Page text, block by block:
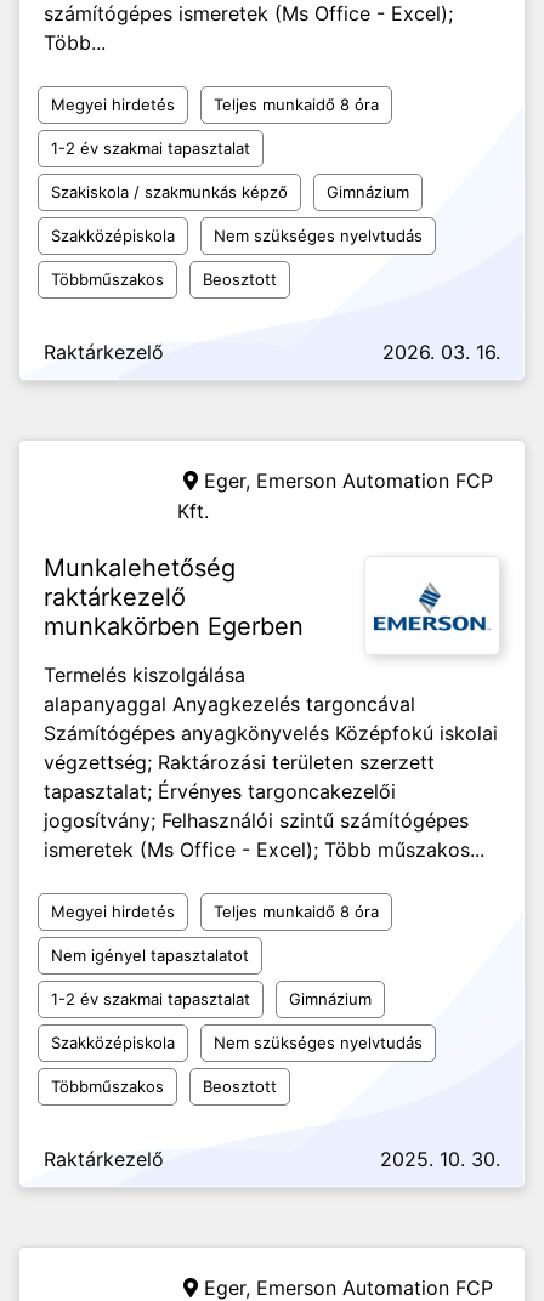
számítógépes ismeretek (Ms Office - Excel);
Több...
Megyei hirdetés Teljes munkaidő 8 óra
1-2 év szakmai tapasztalat
Szakiskola / szakmunkás képző Gimnázium
Szakközépiskola Nem szükséges nyelvtudás
Többműszakos Beosztott
Raktárkezelő 2026. 03. 16.
Eger, Emerson Automation FCP
Kft.
Munkalehetőség
raktárkezelő
munkakörben Egerben
Termelés kiszolgálása
alapanyaggal Anyagkezelés targoncával
Számítógépes anyagkönyvelés Középfokú iskolai
végzettség; Raktározási területen szerzett
tapasztalat; Érvényes targoncakezelői
jogosítvány; Felhasználói szintű számítógépes
ismeretek (Ms Office - Excel); Több műszakos...
Megyei hirdetés Teljes munkaidő 8 óra
Nem igényel tapasztalatot
1-2 év szakmai tapasztalat Gimnázium
Szakközépiskola Nem szükséges nyelvtudás
Többműszakos Beosztott
Raktárkezelő 2025. 10. 30.
Eger, Emerson Automation FCP